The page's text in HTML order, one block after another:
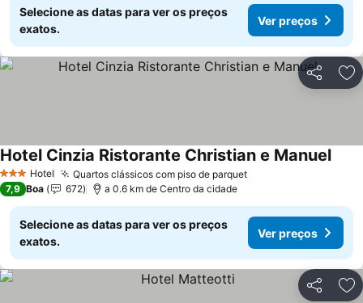
Selecione as datas para ver os preços
exatos.
Ver preços
Partilhar
3 EstrelasHotel Quartos clássicos com piso de parquet
Hotel Cinzia Ristorante Christian e Manuel
7,9 Boa 672 a 0.6 km de Centro da cidade
Selecione as datas para ver os preços
exatos.
Ver preços
Partilhar